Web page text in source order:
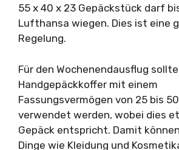
55 x 40 x 23 Gepäckstück darf
Lufthansa wiegen. Dies ist eine
Regelung.
Für den Wochenendausflug
Handgepäckkoffer mit einem
Fassungsvermögen von 25 bis
verwendet werden, wobei dies
Gepäck entspricht. Damit
Dinge wie Kleidung und